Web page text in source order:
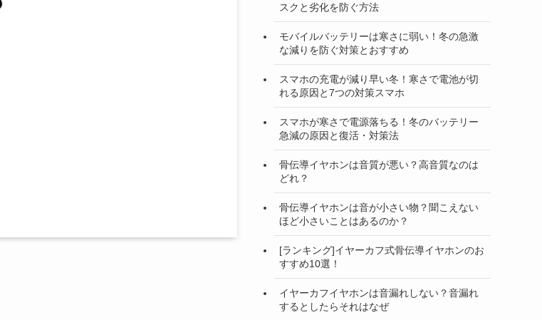
スクと劣化を防ぐ方法
モバイルバッテリーは寒さに弱い！冬の急激
な減りを防ぐ対策とおすすめ
スマホの充電が減り早い冬！寒さで電池が切
れる原因と7つの対策スマホ
スマホが寒さで電源落ちる！冬のバッテリー
急減の原因と復活・対策法
骨伝導イヤホンは音質が悪い？高音質なのは
どれ？
骨伝導イヤホンは音が小さい物？聞こえない
ほど小さいことはあるのか？
[ランキング]イヤーカフ式骨伝導イヤホンのお
すすめ10選！
イヤーカフイヤホンは音漏れしない？音漏れ
するとしたらそれはなぜ